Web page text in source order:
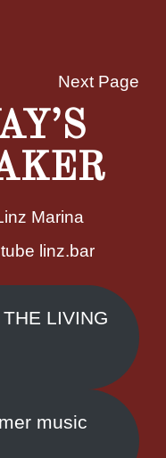
Next Page
LIVING
music